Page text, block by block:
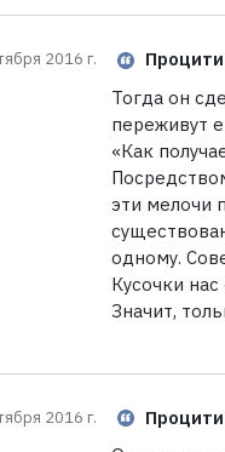
2016 г.
Тогда он
переживут
«Как
эти мелочи
одному.
Кусочки
Значит,
2016 г.